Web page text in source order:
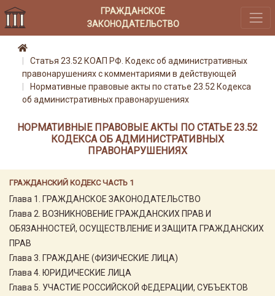
ГРАЖДАНСКОЕ
ЗАКОНОДАТЕЛЬСТВО
ГРАЖДАНСКИЙ КОДЕКС ЧАСТЬ 1
Глава 1. ГРАЖДАНСКОЕ ЗАКОНОДАТЕЛЬСТВО
Глава 2. ВОЗНИКНОВЕНИЕ ГРАЖДАНСКИХ ПРАВ И
ОБЯЗАННОСТЕЙ, ОСУЩЕСТВЛЕНИЕ И ЗАЩИТА ГРАЖДАНСКИХ
ПРАВ
Глава 3. ГРАЖДАНЕ (ФИЗИЧЕСКИЕ ЛИЦА)
Глава 4. ЮРИДИЧЕСКИЕ ЛИЦА
Глава 5. УЧАСТИЕ РОССИЙСКОЙ ФЕДЕРАЦИИ, СУБЪЕКТОВ
Статья 23.52 КОАП РФ. Кодекс об административных
правонарушениях с комментариями в действующей
Нормативные правовые акты по статье 23.52 Кодекса
об административных правонарушениях
НОРМАТИВНЫЕ ПРАВОВЫЕ АКТЫ ПО СТАТЬЕ 23.52
КОДЕКСА ОБ АДМИНИСТРАТИВНЫХ
ПРАВОНАРУШЕНИЯХ